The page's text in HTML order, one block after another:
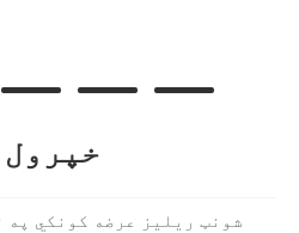
د MCB Shunt خپرول